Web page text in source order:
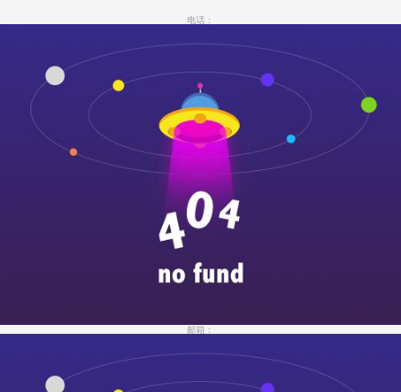
电话：
邮箱：